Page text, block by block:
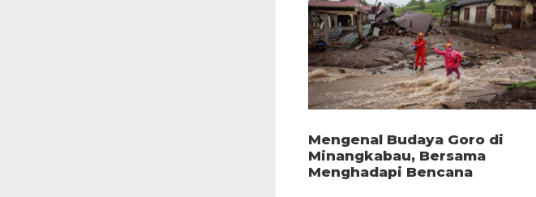
Mengenal Budaya Goro di
Minangkabau, Bersama
Menghadapi Bencana